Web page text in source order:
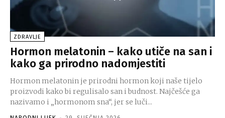
ZDRAVLJE
Hormon melatonin – kako utiče na san i
kako ga prirodno nadomjestiti
Hormon melatonin je prirodni hormon koji naše tijelo
proizvodi kako bi regulisalo san i budnost. Najčešće ga
nazivamo i „hormonom sna“, jer se luči...